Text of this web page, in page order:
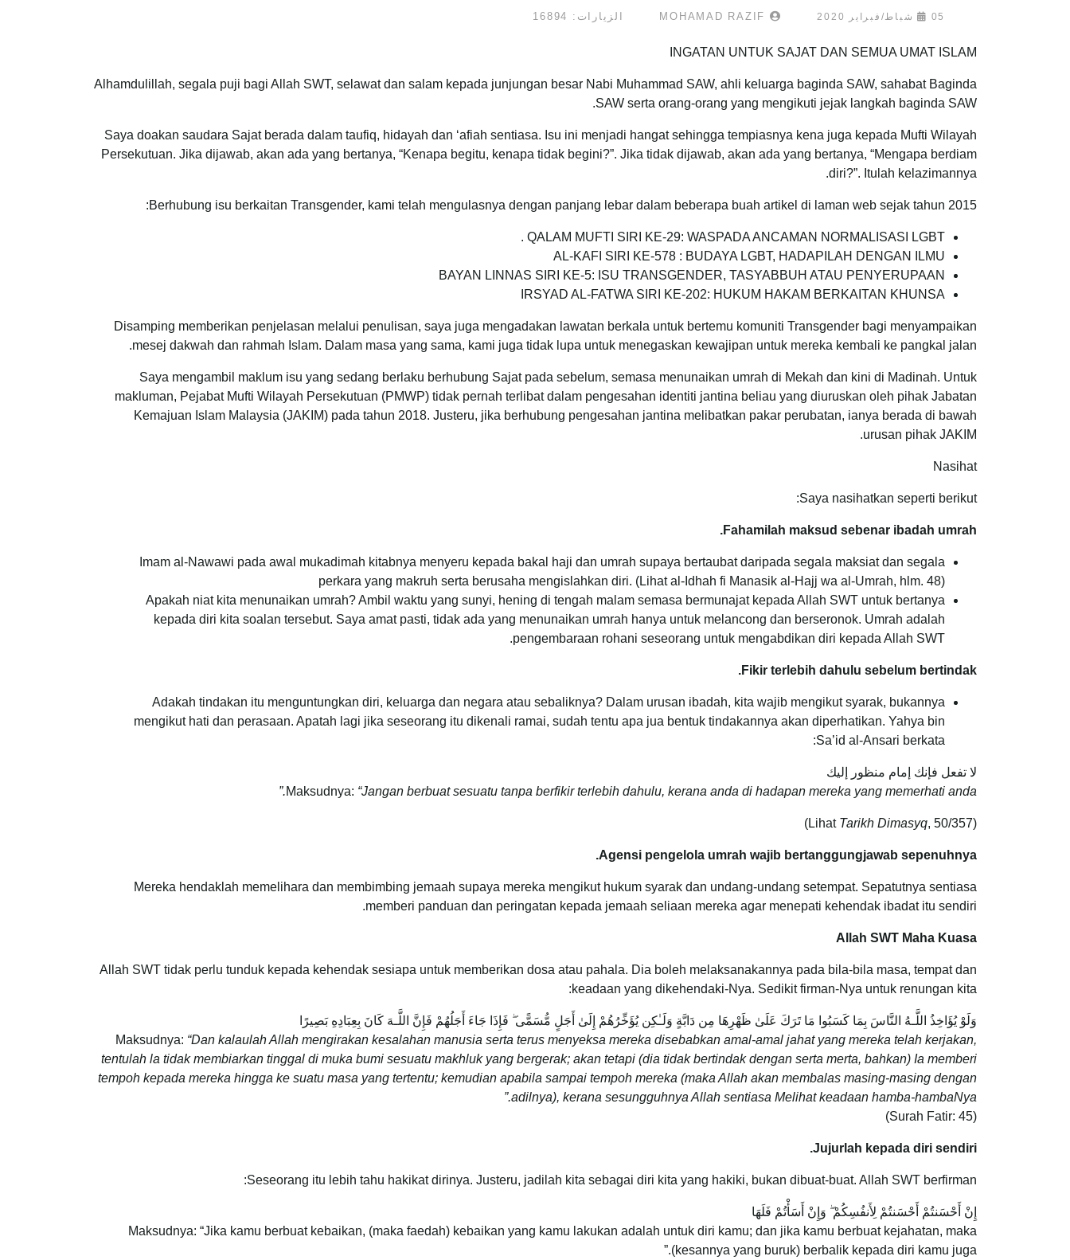
05 شباط/فبراير 2020 الزيارات: 16894
INGATAN UNTUK SAJAT DAN SEMUA UMAT ISLAM
Alhamdulillah, segala puji bagi Allah SWT, selawat dan salam kepada junjungan besar Nabi Muhammad SAW, ahli keluarga baginda SAW, sahabat Baginda
SAW serta orang-orang yang mengikuti jejak langkah baginda SAW.
Saya doakan saudara Sajat berada dalam taufiq, hidayah dan ‘afiah sentiasa. Isu ini menjadi hangat sehingga tempiasnya kena juga kepada Mufti Wilayah
Persekutuan. Jika dijawab, akan ada yang bertanya, “Kenapa begitu, kenapa tidak begini?”. Jika tidak dijawab, akan ada yang bertanya, “Mengapa berdiam
diri?”. Itulah kelazimannya.
Berhubung isu berkaitan Transgender, kami telah mengulasnya dengan panjang lebar dalam beberapa buah artikel di laman web sejak tahun 2015:
QALAM MUFTI SIRI KE-29: WASPADA ANCAMAN NORMALISASI LGBT .
AL-KAFI SIRI KE-578 : BUDAYA LGBT, HADAPILAH DENGAN ILMU
BAYAN LINNAS SIRI KE-5: ISU TRANSGENDER, TASYABBUH ATAU PENYERUPAAN
IRSYAD AL-FATWA SIRI KE-202: HUKUM HAKAM BERKAITAN KHUNSA
Disamping memberikan penjelasan melalui penulisan, saya juga mengadakan lawatan berkala untuk bertemu komuniti Transgender bagi menyampaikan
mesej dakwah dan rahmah Islam. Dalam masa yang sama, kami juga tidak lupa untuk menegaskan kewajipan untuk mereka kembali ke pangkal jalan.
Saya mengambil maklum isu yang sedang berlaku berhubung Sajat pada sebelum, semasa menunaikan umrah di Mekah dan kini di Madinah. Untuk
makluman, Pejabat Mufti Wilayah Persekutuan (PMWP) tidak pernah terlibat dalam pengesahan identiti jantina beliau yang diuruskan oleh pihak Jabatan
Kemajuan Islam Malaysia (JAKIM) pada tahun 2018. Justeru, jika berhubung pengesahan jantina melibatkan pakar perubatan, ianya berada di bawah
urusan pihak JAKIM.
Nasihat
Saya nasihatkan seperti berikut:
Fahamilah maksud sebenar ibadah umrah.
Imam al-Nawawi pada awal mukadimah kitabnya menyeru kepada bakal haji dan umrah supaya bertaubat daripada segala maksiat dan segala
perkara yang makruh serta berusaha mengislahkan diri. (Lihat al-Idhah fi Manasik al-Hajj wa al-Umrah, hlm. 48)
Apakah niat kita menunaikan umrah? Ambil waktu yang sunyi, hening di tengah malam semasa bermunajat kepada Allah SWT untuk bertanya
kepada diri kita soalan tersebut. Saya amat pasti, tidak ada yang menunaikan umrah hanya untuk melancong dan berseronok. Umrah adalah
pengembaraan rohani seseorang untuk mengabdikan diri kepada Allah SWT.
Fikir terlebih dahulu sebelum bertindak.
Adakah tindakan itu menguntungkan diri, keluarga dan negara atau sebaliknya? Dalam urusan ibadah, kita wajib mengikut syarak, bukannya
mengikut hati dan perasaan. Apatah lagi jika seseorang itu dikenali ramai, sudah tentu apa jua bentuk tindakannya akan diperhatikan. Yahya bin
Sa’id al-Ansari berkata:
لا تفعل فإنك إمام منظور إليك
Maksudnya: “Jangan berbuat sesuatu tanpa berfikir terlebih dahulu, kerana anda di hadapan mereka yang memerhati anda.”
(Lihat
Tarikh Dimasyq, 50/357)
Agensi pengelola umrah wajib bertanggungjawab sepenuhnya.
Mereka hendaklah memelihara dan membimbing jemaah supaya mereka mengikut hukum syarak dan undang-undang setempat. Sepatutnya sentiasa
memberi panduan dan peringatan kepada jemaah seliaan mereka agar menepati kehendak ibadat itu sendiri.
Allah SWT Maha Kuasa
Allah SWT tidak perlu tunduk kepada kehendak sesiapa untuk memberikan dosa atau pahala. Dia boleh melaksanakannya pada bila-bila masa, tempat dan
keadaan yang dikehendaki-Nya. Sedikit firman-Nya untuk renungan kita:
وَلَوْ يُؤَاخِذُ اللَّـهُ النَّاسَ بِمَا كَسَبُوا مَا تَرَكَ عَلَىٰ ظَهْرِهَا مِن دَابَّةٍ وَلَـٰكِن يُؤَخِّرُهُمْ إِلَىٰ أَجَلٍ مُّسَمًّى ۖ فَإِذَا جَاءَ أَجَلُهُمْ فَإِنَّ اللَّـهَ كَانَ بِعِبَادِهِ بَصِيرًا
Maksudnya: “Dan kalaulah Allah mengirakan kesalahan manusia serta terus menyeksa mereka disebabkan amal-amal jahat yang mereka telah kerjakan,
tentulah la tidak membiarkan tinggal di muka bumi sesuatu makhluk yang bergerak; akan tetapi (dia tidak bertindak dengan serta merta, bahkan) Ia memberi
tempoh kepada mereka hingga ke suatu masa yang tertentu; kemudian apabila sampai tempoh mereka (maka Allah akan membalas masing-masing dengan
adilnya), kerana sesungguhnya Allah sentiasa Melihat keadaan hamba-hambaNya.”
(Surah Fatir: 45)
Jujurlah kepada diri sendiri.
Seseorang itu lebih tahu hakikat dirinya. Justeru, jadilah kita sebagai diri kita yang hakiki, bukan dibuat-buat. Allah SWT berfirman:
إِنْ أَحْسَنتُمْ أَحْسَنتُمْ لِأَنفُسِكُمْ ۖ وَإِنْ أَسَأْتُمْ فَلَهَا
Maksudnya: “Jika kamu berbuat kebaikan, (maka faedah) kebaikan yang kamu lakukan adalah untuk diri kamu; dan jika kamu berbuat kejahatan, maka
(kesannya yang buruk) berbalik kepada diri kamu juga.”